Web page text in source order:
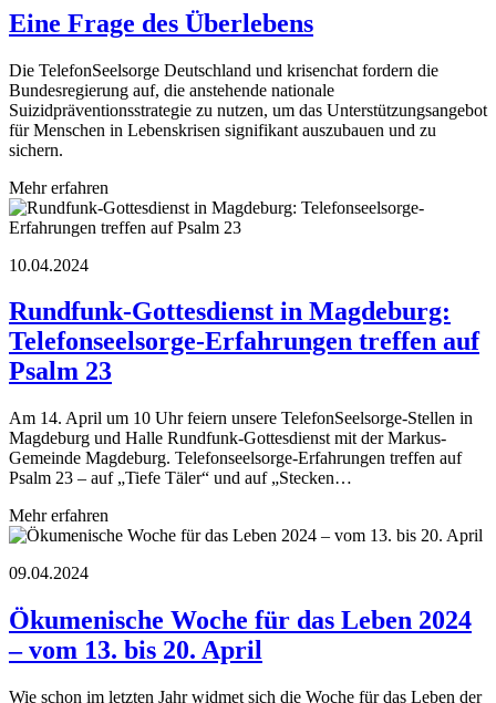
Eine Frage des Überlebens
Die TelefonSeelsorge Deutschland und krisenchat fordern die
Bundesregierung auf, die anstehende nationale
Suizidpräventionsstrategie zu nutzen, um das Unterstützungsangebot
für Menschen in Lebenskrisen signifikant auszubauen und zu
sichern.
Mehr erfahren
10.04.2024
Rundfunk-Gottesdienst in Magdeburg:
Telefonseelsorge-Erfahrungen treffen auf
Psalm 23
Am 14. April um 10 Uhr feiern unsere TelefonSeelsorge-Stellen in
Magdeburg und Halle Rundfunk-Gottesdienst mit der Markus-
Gemeinde Magdeburg. Telefonseelsorge-Erfahrungen treffen auf
Psalm 23 – auf „Tiefe Täler“ und auf „Stecken…
Mehr erfahren
09.04.2024
Ökumenische Woche für das Leben 2024
– vom 13. bis 20. April
Wie schon im letzten Jahr widmet sich die Woche für das Leben der